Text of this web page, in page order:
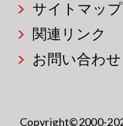
サイトマップ
関連リンク
お問い合わせ
Copyright©2000-